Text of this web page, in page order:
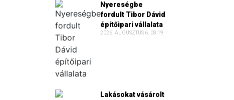
Nyereségbe
fordult Tibor Dávid
építőipari vállalata
2026. AUGUSZTUS 6. 08:19
Lakásokat vásárolt